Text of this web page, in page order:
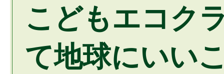
こどもエコク
て地球にいい